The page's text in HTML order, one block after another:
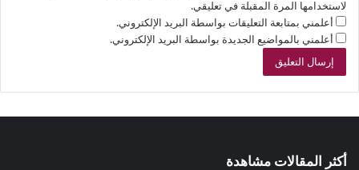
لاستخدامها المرة المقبلة في تعليقي.
أعلمني بمتابعة التعليقات بواسطة البريد الإلكتروني.
أعلمني بالمواضيع الجديدة بواسطة البريد الإلكتروني.
أكثر المقالات مشاهدة